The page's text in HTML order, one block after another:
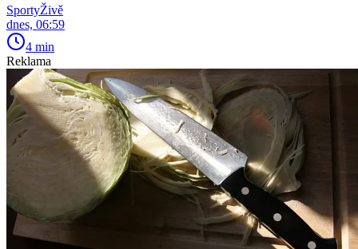
SportyŽivě
dnes, 06:59
4 min
Reklama